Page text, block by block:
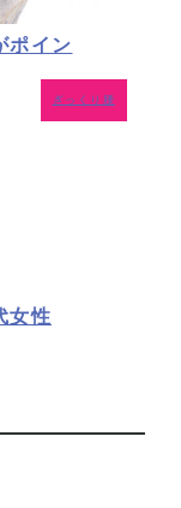
ポイン
ぎっくり腰
女性